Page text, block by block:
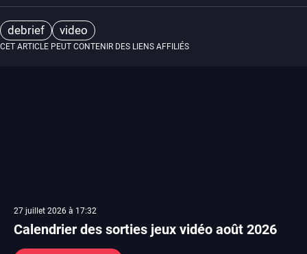
debrief video
CET ARTICLE PEUT CONTENIR DES LIENS AFFILIÉS
27 juillet 2026 à 17:32
Calendrier des sorties jeux vidéo août 2026